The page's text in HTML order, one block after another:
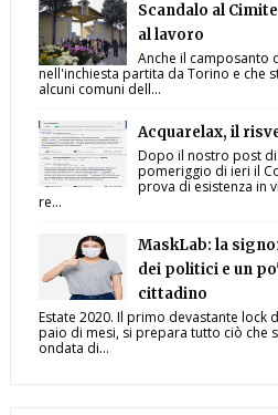
Scandalo al
al lavoro
Anche il camposanto
nell'inchiesta partita da Torino e che
alcuni comuni dell...
Acquarelax, il
Dopo il nostro post
pomeriggio di ieri il
prova di esistenza in
re...
MaskLab: la
dei politici e un
cittadino
Estate 2020. Il primo devastante lock
paio di mesi, si prepara tutto ciò che
ondata di...